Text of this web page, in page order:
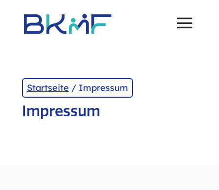
content
Startseite/Impressum
Impressum